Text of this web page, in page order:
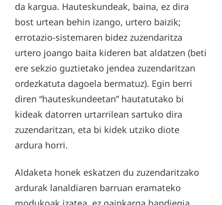
da kargua. Hauteskundeak, baina, ez dira
bost urtean behin izango, urtero baizik;
errotazio-sistemaren bidez zuzendaritza
urtero joango baita kideren bat aldatzen (beti
ere sekzio guztietako jendea zuzendaritzan
ordezkatuta dagoela bermatuz). Egin berri
diren “hauteskundeetan” hautatutako bi
kideak datorren urtarrilean sartuko dira
zuzendaritzan, eta bi kidek utziko diote
ardura horri.
Aldaketa honek eskatzen du zuzendaritzako
ardurak lanaldiaren barruan eramateko